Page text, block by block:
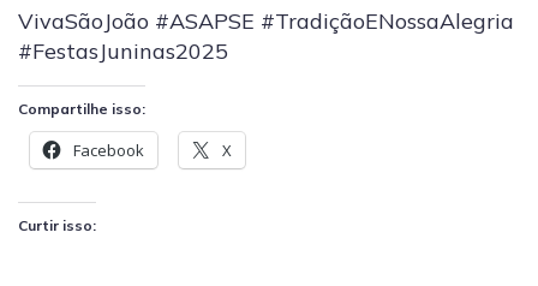
VivaSãoJoão #ASAPSE #TradiçãoENossaAlegria
#FestasJuninas2025
Compartilhe isso:
Facebook X
Curtir isso: